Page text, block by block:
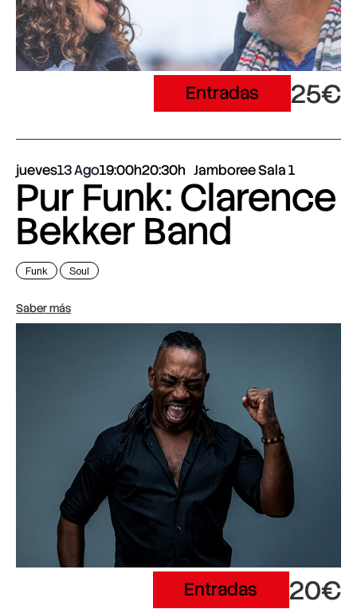
Entradas 25€
jueves13 Ago19:00h20:30h Jamboree Sala 1
Pur Funk: Clarence
Bekker Band
Funk Soul
Saber más
Entradas 20€